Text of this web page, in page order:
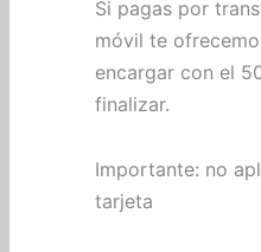
Si pagas por
móvil te
encargar con el
finalizar.
Importante: no
tarjeta
Mínimo 30 Unidades
IVA incluido